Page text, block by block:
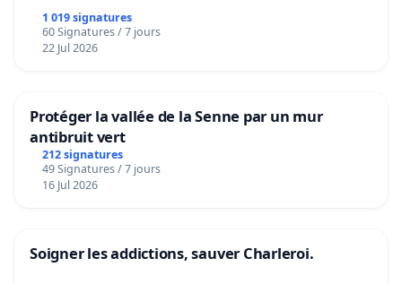
1 019 signatures
60 Signatures / 7 jours
22 Jul 2026
Protéger la vallée de la Senne par un mur
antibruit vert
212 signatures
49 Signatures / 7 jours
16 Jul 2026
Soigner les addictions, sauver Charleroi.